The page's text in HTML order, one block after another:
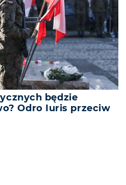
będzie
Odro Iuris przeciw